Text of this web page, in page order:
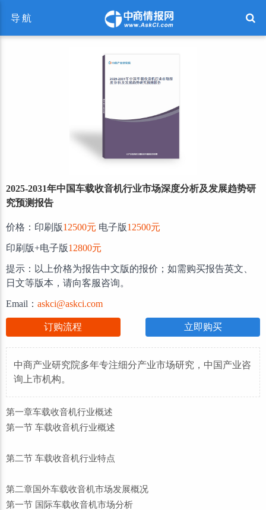
导航
2025-2031年中国车载收音机行业市场深度分析及发展趋势研
究预测报告
价格：印刷版12500元 电子版12500元
印刷版+电子版12800元
提示：以上价格为报告中文版的报价；如需购买报告英文、
日文等版本，请向客服咨询。
Email： askci@askci.com
订购流程 立即购买
中商产业研究院多年专注细分产业市场研究，中国产业咨
询上市机构。
第一章车载收音机行业概述
第一节 车载收音机行业概述
第二节 车载收音机行业特点
第二章国外车载收音机市场发展概况
第一节 国际车载收音机市场分析